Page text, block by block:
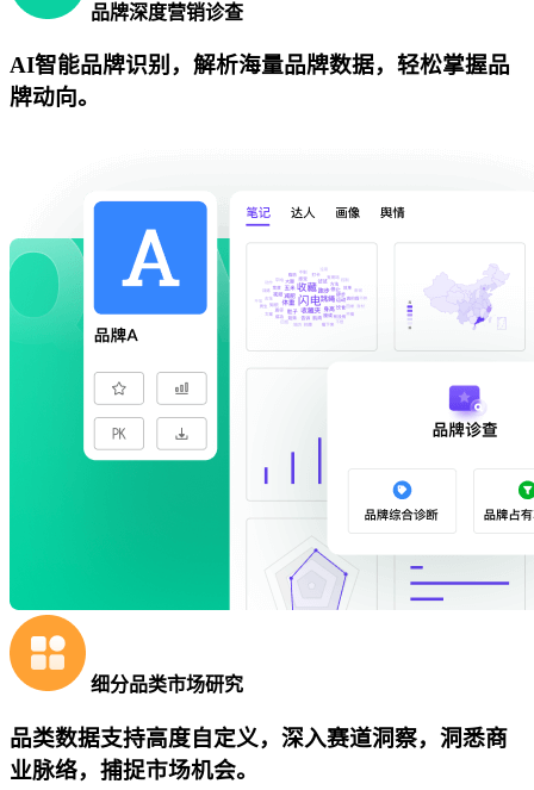
品牌深度营销诊查
AI智能品牌识别，解析海量品牌数据，轻松掌握品
牌动向。
细分品类市场研究
品类数据支持高度自定义，深入赛道洞察，洞悉商
业脉络，捕捉市场机会。